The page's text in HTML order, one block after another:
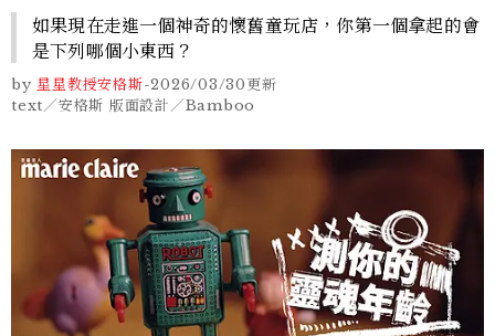
如果現在走進一個神奇的懷舊童玩店，你第一個拿起的會
是下列哪個小東西？
by 星星教授安格斯-2026/03/30更新
text／安格斯 版面設計／Bamboo